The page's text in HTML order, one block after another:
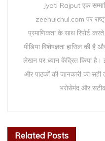
Jyoti Rajput एक
zeehulchul.com पर
प्रमाणिकता के साथ रिपोर्ट
मीडिया विशेषज्ञता हासिल की
लेखन पर ध्यान केंद्रित किया है।
और पाठकों की जानकारी का
भरोसेमंद और
Related Posts